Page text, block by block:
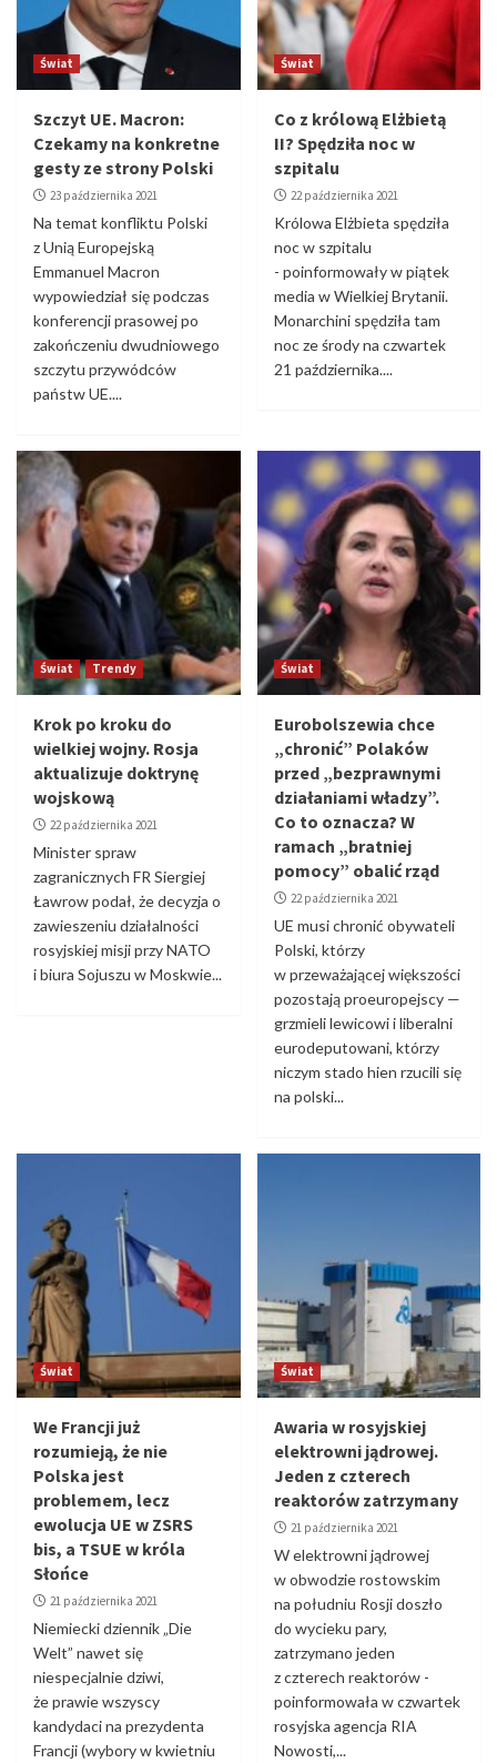
Świat
Szczyt UE. Macron:
Czekamy na konkretne
gesty ze strony Polski
23 października 2021
Na temat konfliktu Polski
z Unią Europejską
Emmanuel Macron
wypowiedział się podczas
konferencji prasowej po
zakończeniu dwudniowego
szczytu przywódców
państw UE....
Świat
Co z królową Elżbietą
II? Spędziła noc w
szpitalu
22 października 2021
Królowa Elżbieta spędziła
noc w szpitalu
- poinformowały w piątek
media w Wielkiej Brytanii.
Monarchini spędziła tam
noc ze środy na czwartek
21 października....
Świat Trendy
Krok po kroku do
wielkiej wojny. Rosja
aktualizuje doktrynę
wojskową
22 października 2021
Minister spraw
zagranicznych FR Siergiej
Ławrow podał, że decyzja o
zawieszeniu działalności
rosyjskiej misji przy NATO
i biura Sojuszu w Moskwie...
Świat
Eurobolszewia chce
„chronić” Polaków
przed „bezprawnymi
działaniami władzy”.
Co to oznacza? W
ramach „bratniej
pomocy” obalić rząd
22 października 2021
UE musi chronić obywateli
Polski, którzy
w przeważającej większości
pozostają proeuropejscy —
grzmieli lewicowi i liberalni
eurodeputowani, którzy
niczym stado hien rzucili się
na polski...
Świat
We Francji już
rozumieją, że nie
Polska jest
problemem, lecz
ewolucja UE w ZSRS
bis, a TSUE w króla
Słońce
21 października 2021
Niemiecki dziennik „Die
Welt” nawet się
niespecjalnie dziwi,
że prawie wszyscy
kandydaci na prezydenta
Francji (wybory w kwietniu
Świat
Awaria w rosyjskiej
elektrowni jądrowej.
Jeden z czterech
reaktorów zatrzymany
21 października 2021
W elektrowni jądrowej
w obwodzie rostowskim
na południu Rosji doszło
do wycieku pary,
zatrzymano jeden
z czterech reaktorów -
poinformowała w czwartek
rosyjska agencja RIA
Nowosti,...